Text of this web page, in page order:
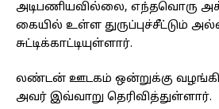
அடிபணியவில்லை, எந்தவொரு
கையில் உள்ள துருப்புச்சீட்டும்
சுட்டிக்காட்டியுள்ளார்.
லண்டன் ஊடகம் ஒன்றுக்கு
அவர் இவ்வாறு தெரிவித்துள்ளார்.